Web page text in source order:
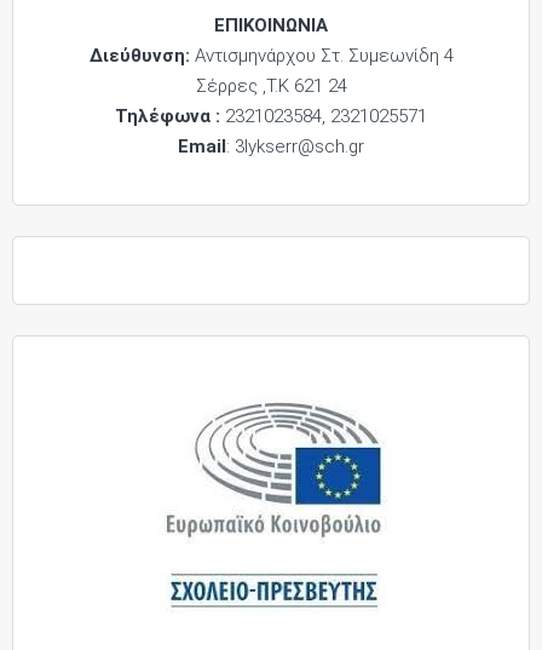
ΕΠΙΚΟΙΝΩΝΙΑ
Διεύθυνση: Αντισμηνάρχου Στ. Συμεωνίδη 4
Σέρρες ,Τ.Κ 621 24
Τηλέφωνα : 2321023584, 2321025571
Email: 3lykserr@sch.gr